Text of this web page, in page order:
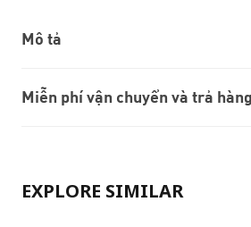
Mô tả
Miễn phí vận chuyển và trả hàng
EXPLORE SIMILAR